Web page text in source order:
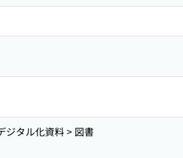
ジタル化資料 > 図書